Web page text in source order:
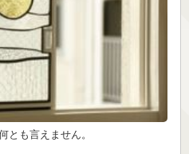
とも言えません。